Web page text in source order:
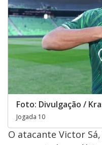
Foto: Divulgação /
Jogada 10
O atacante Victor